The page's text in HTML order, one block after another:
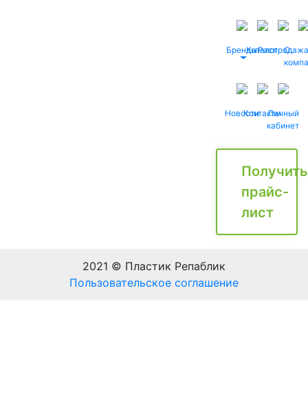
БрендыКаталог
Распродажа
О
НовостиКонтактыЛичный
кабинет
Получить
прайс-
лист
2021 © Пластик Репаблик
Пользовательское соглашение